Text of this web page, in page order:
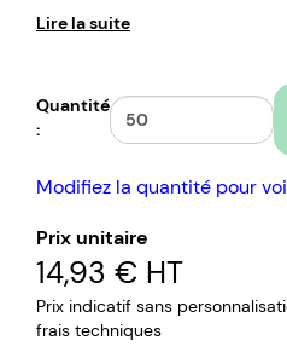
Lire la suite
Quantité
:
Modifiez la quantité pour
Prix unitaire
14,93 € HT
Prix indicatif sans
frais techniques